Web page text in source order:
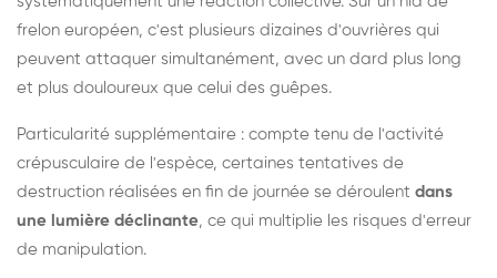
frelon européen, c'est plusieurs dizaines d'ouvrières qui
peuvent attaquer simultanément, avec un dard plus long
et plus douloureux que celui des guêpes.
Particularité supplémentaire : compte tenu de l'activité
crépusculaire de l'espèce, certaines tentatives de
destruction réalisées en fin de journée se déroulent dans
une lumière déclinante, ce qui multiplie les risques d'erreur
de manipulation.